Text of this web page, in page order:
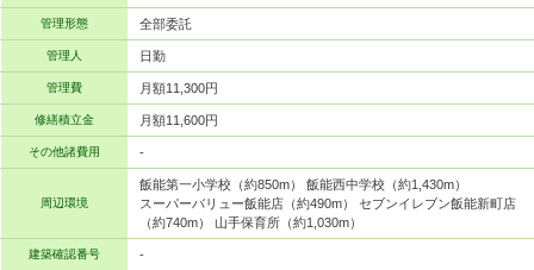
管理形態 全部委託
管理人 日勤
管理費 月額11,300円
修繕積立金 月額11,600円
その他諸費用 -
周辺環境
飯能第一小学校（約850m） 飯能西中学校（約1,430m）
スーパーバリュー飯能店（約490m） セブンイレブン飯能新町店
（約740m） 山手保育所（約1,030m）
建築確認番号 -